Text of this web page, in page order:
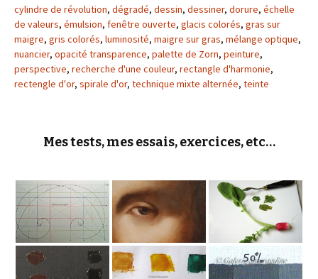
cylindre de révolution, dégradé, dessin, dessiner, dorure, échelle
de valeurs, émulsion, fenêtre ouverte, glacis colorés, gras sur
maigre, gris colorés, luminosité, maigre sur gras, mélange optique,
nuancier, opacité transparence, palette de Zorn, peinture,
perspective, recherche d'une couleur, rectangle d'harmonie,
rectengle d'or, spirale d'or, technique mixte alternée, teinte
Mes tests, mes essais, exercices, etc…